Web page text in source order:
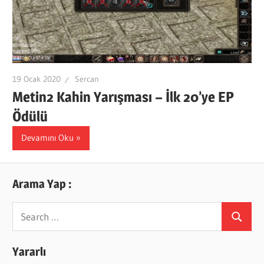
19 Ocak 2020 Sercan
Metin2 Kahin Yarışması – İlk 20’ye EP
Ödülü
Devamını Oku
Arama Yap :
Search
for:
Search
Yararlı